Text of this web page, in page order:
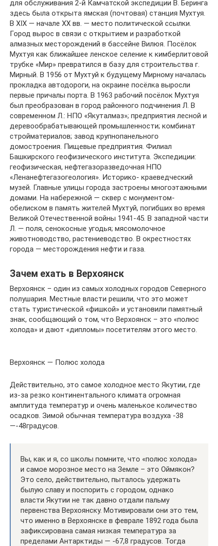
для обслуживания 2-й Камчатской экспедиции В. Беринга
здесь была открыта ямская (почтовая) станция Мухтуя.
В XIX — начале XX вв. — место политической ссылки.
Город вырос в связи с открытием и разработкой
алмазных месторождений в бассейне Вилюя. Посёлок
Мухтуя как ближайшее ленское селение к кимберлитовой
трубке «Мир» превратился в базу для строительства г.
Мирный. В 1956 от Мухтуй к будущему Мирному началась
прокладка автодороги, на окраине посёлка выросли
первые причалы порта. В 1963 рабочий посёлок Мухтуя
был преобразован в город районного подчинения Л. В
современном Л.: НПО «Якуталмаз»; предприятия лесной и
деревообрабатывающей промышленности; комбинат
стройматериалов; завод крупнопанельного
домостроения. Пищевые предприятия. Филиал
Башкирского геофизического института. Экспедиции:
геофизическая, нефтегазоразведочная НПО
«Ленанефтегазогеология». Историко- краеведческий
музей. Главные улицы города застроены многоэтажными
домами. На набережной — сквер с монументом-
обелиском в память жителей Мухтуй, погибших во время
Великой Отечественной войны 1941-45. В западной части
Л. — поля, сенокосные угодья; мясомолочное
животноводство, растениеводство. В окрестностях
города — месторождения нефти и газа.
Зачем ехать в Верхоянск
Верхоянск – один из самых холодных городов Северного
полушария. Местные власти решили, что это может
стать туристической «фишкой» и установили памятный
знак, сообщающий о том, что Верхоянск – это «полюс
холода» и дают «дипломы» посетителям этого место.
Верхоянск — Полюс холода
Действительно, это самое холодное место Якутии, где
из-за резко континентального климата огромная
амплитуда температур и очень маленькое количество
осадков. Зимой обычная температура воздуха -38
—-48градусов.
Вы, как и я, со школы помните, что «полюс холода»
и самое морозное место на Земле – это Оймякон?
Это село, действительно, пыталось удержать
былую славу и поспорить с городом, однако
власти Якутии не так давно отдали пальму
первенства Верхоянску. Мотивировали они это тем,
что именно в Верхоянске в феврале 1892 года была
зафиксирована самая низкая температура за
пределами Антарктиды — -67,8 градусов. Тогда